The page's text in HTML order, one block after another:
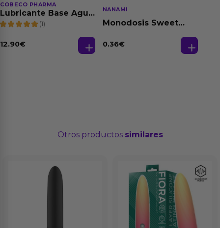
COBECO PHARMA
Lubricante Base Agua
100% Natural 125 ml
(1)
12.90€
NANAMI
Monodosis Sweet
0.36€
Otros productos similares